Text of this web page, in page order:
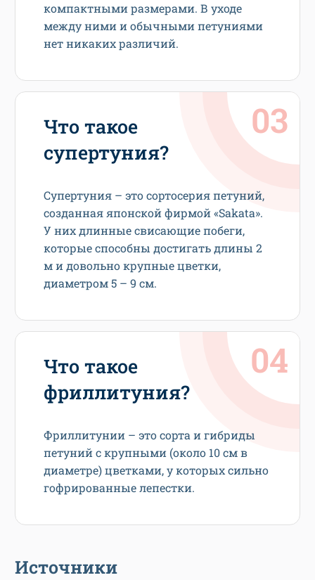
компактными размерами. В уходе
между ними и обычными петуниями
нет никаких различий.
Что такое
супертуния?
Супертуния – это сортосерия петуний,
созданная японской фирмой «Sakata».
У них длинные свисающие побеги,
которые способны достигать длины 2
м и довольно крупные цветки,
диаметром 5 – 9 см.
Что такое
фриллитуния?
Фриллитунии – это сорта и гибриды
петуний с крупными (около 10 см в
диаметре) цветками, у которых сильно
гофрированные лепестки.
Источники